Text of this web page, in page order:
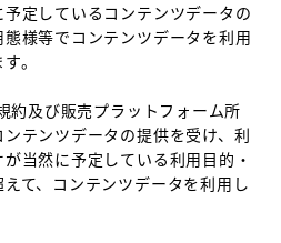
定しているコンテンツデータの
様等でコンテンツデータを利用
。
約及び販売プラットフォーム所
テンツデータの提供を受け、利
当然に予定している利用目的・
て、コンテンツデータを利用し